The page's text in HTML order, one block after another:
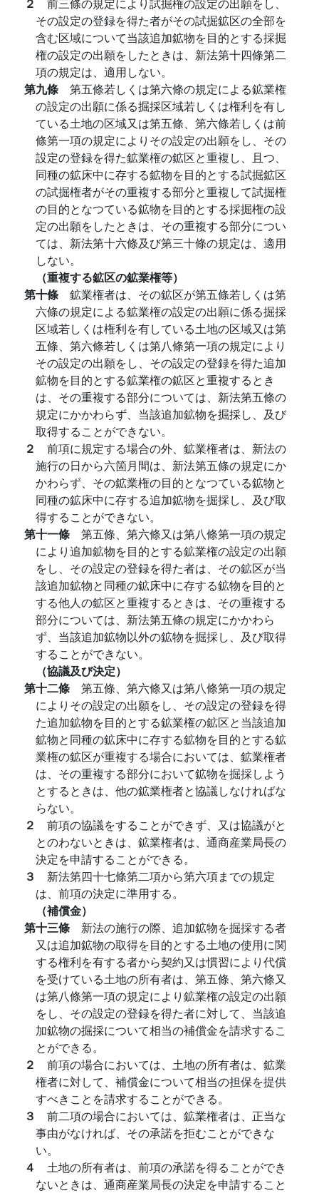
その設定の登録を得た者がその試掘鉱区の全部を
含む区域について当該追加鉱物を目的とする採掘
権の設定の出願をしたときは、新法第十四條第二
項の規定は、適用しない。
第九條 第五條若しくは第六條の規定による鉱業権
の設定の出願に係る掘採区域若しくは権利を有し
ている土地の区域又は第五條、第六條若しくは前
條第一項の規定によりその設定の出願をし、その
設定の登録を得た鉱業権の鉱区と重複し、且つ、
同種の鉱床中に存する鉱物を目的とする試掘鉱区
の試掘権者がその重複する部分と重複して試掘権
の目的となつている鉱物を目的とする採掘権の設
定の出願をしたときは、その重複する部分につい
ては、新法第十六條及び第三十條の規定は、適用
しない。
（重複する鉱区の鉱業権等）
第十條 鉱業権者は、その鉱区が第五條若しくは第
六條の規定による鉱業権の設定の出願に係る掘採
区域若しくは権利を有している土地の区域又は第
五條、第六條若しくは第八條第一項の規定により
その設定の出願をし、その設定の登録を得た追加
鉱物を目的とする鉱業権の鉱区と重複するとき
は、その重複する部分については、新法第五條の
規定にかかわらず、当該追加鉱物を掘採し、及び
取得することができない。
２ 前項に規定する場合の外、鉱業権者は、新法の
施行の日から六箇月間は、新法第五條の規定にか
かわらず、その鉱業権の目的となつている鉱物と
同種の鉱床中に存する追加鉱物を掘採し、及び取
得することができない。
第十一條 第五條、第六條又は第八條第一項の規定
により追加鉱物を目的とする鉱業権の設定の出願
をし、その設定の登録を得た者は、その鉱区が当
該追加鉱物と同種の鉱床中に存する鉱物を目的と
する他人の鉱区と重複するときは、その重複する
部分については、新法第五條の規定にかかわら
ず、当該追加鉱物以外の鉱物を掘採し、及び取得
することができない。
（協議及び決定）
第十二條 第五條、第六條又は第八條第一項の規定
によりその設定の出願をし、その設定の登録を得
た追加鉱物を目的とする鉱業権の鉱区と当該追加
鉱物と同種の鉱床中に存する鉱物を目的とする鉱
業権の鉱区が重複する場合においては、鉱業権者
は、その重複する部分において鉱物を掘採しよう
とするときは、他の鉱業権者と協議しなければな
らない。
２ 前項の協議をすることができず、又は協議がと
とのわないときは、鉱業権者は、通商産業局長の
決定を申請することができる。
３ 新法第四十七條第二項から第六項までの規定
は、前項の決定に準用する。
（補償金）
第十三條 新法の施行の際、追加鉱物を掘採する者
又は追加鉱物の取得を目的とする土地の使用に関
する権利を有する者から契約又は慣習により代償
を受けている土地の所有者は、第五條、第六條又
は第八條第一項の規定により鉱業権の設定の出願
をし、その設定の登録を得た者に対して、当該追
加鉱物の掘採について相当の補償金を請求するこ
とができる。
２ 前項の場合においては、土地の所有者は、鉱業
権者に対して、補償金について相当の担保を提供
すべきことを請求することができる。
３ 前二項の場合においては、鉱業権者は、正当な
事由がなければ、その承諾を拒むことができな
い。
４ 土地の所有者は、前項の承諾を得ることができ
ないときは、通商産業局長の決定を申請すること